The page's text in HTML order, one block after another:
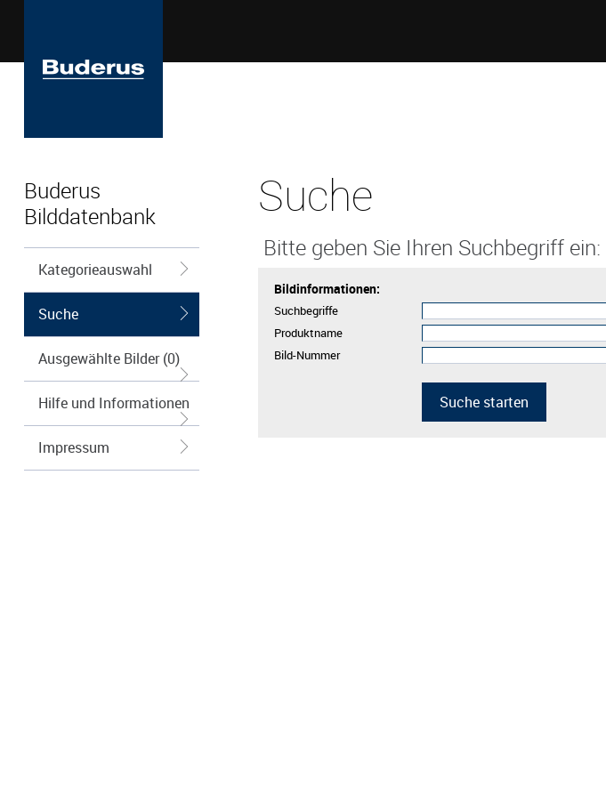
Buderus
Bilddatenbank
Kategorieauswahl
Suche
Ausgewählte Bilder (0)
Hilfe und Informationen
Impressum
Suche
Bitte geben Sie Ihren Suchbegriff ein:
Bildinformationen:
Suchbegriffe
Produktname
Bild-Nummer